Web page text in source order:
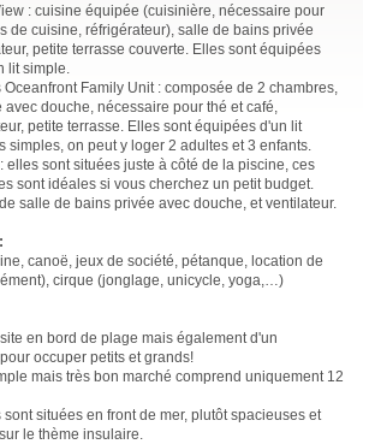
: cuisine équipée (cuisinière, nécessaire pour
de cuisine, réfrigérateur), salle de bains privée
petite terrasse couverte. Elles sont équipées
lit simple.
Family Unit : composée de 2 chambres,
douche, nécessaire pour thé et café,
petite terrasse. Elles sont équipées d'un lit
simples, on peut y loger 2 adultes et 3 enfants.
elles sont situées juste à côté de la piscine, ces
sont idéales si vous cherchez un petit budget.
salle de bains privée avec douche, et ventilateur.
canoë, jeux de société, pétanque, location de
cirque (jonglage, unicycle, yoga,…)
en bord de plage mais également d'un
occuper petits et grands!
mais très bon marché comprend uniquement 12
situées en front de mer, plutôt spacieuses et
le thème insulaire.